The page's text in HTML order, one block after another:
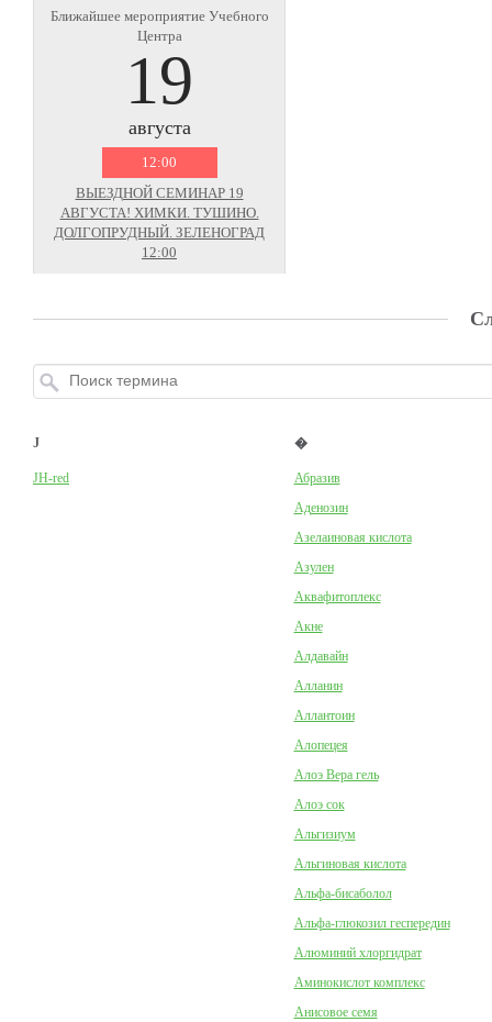
Ближайшее мероприятие Учебного
Центра
19
августа
12:00
ВЫЕЗДНОЙ СЕМИНАР 19
АВГУСТА! ХИМКИ. ТУШИНО.
ДОЛГОПРУДНЫЙ. ЗЕЛЕНОГРАД
12:00
J
JH-red
�
Абразив
Аденозин
Азелаиновая кислота
Азулен
Аквафитоплекс
Акне
Алдавайн
Алланин
Аллантоин
Алопецея
Алоэ Вера гель
Алоэ сок
Альгизиум
Альгиновая кислота
Альфа-бисаболол
Альфа-глюкозил геспередин
Алюминий хлоргидрат
Аминокислот комплекс
Анисовое семя